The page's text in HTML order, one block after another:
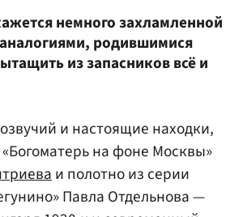
немного захламленной
родившимися
из запасников всё и
и настоящие находки,
на фоне Москвы»
и полотно из серии
Павла Отдельнова —